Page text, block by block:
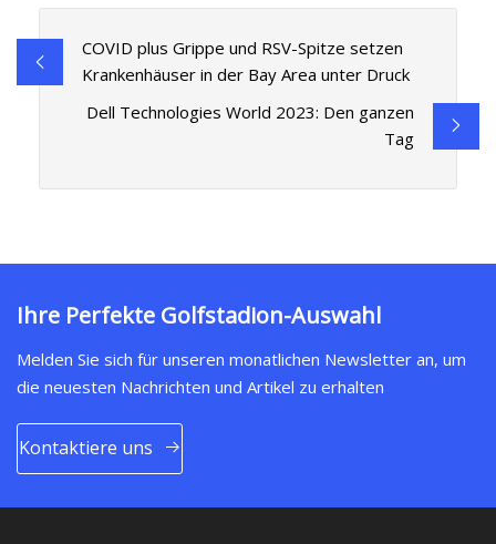
COVID plus Grippe und RSV-Spitze setzen
Krankenhäuser in der Bay Area unter Druck
Dell Technologies World 2023: Den ganzen
Tag
Ihre Perfekte Golfstadion-Auswahl
Melden Sie sich für unseren monatlichen Newsletter an, um
die neuesten Nachrichten und Artikel zu erhalten
Kontaktiere uns